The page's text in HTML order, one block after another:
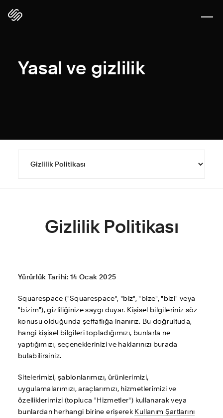
Yasal ve gizlilik
Gizlilik Politikası
Yürürlük Tarihi: 14 Ocak 2025
Squarespace ("Squarespace", "biz", "bize", "bizi" veya
"bizim"), gizliliğinize saygı duyar. Kişisel bilgileriniz söz
konusu olduğunda şeffaflığa inanırız. Bu doğrultuda,
hangi kişisel bilgileri topladığımızı, bunlarla ne
yaptığımızı, seçeneklerinizi ve haklarınızı burada
bulabilirsiniz.
Sitelerimizi, şablonlarımızı, ürünlerimizi,
uygulamalarımızı, araçlarımızı, hizmetlerimizi ve
özelliklerimizi (topluca "Hizmetler") kullanarak veya
bunlardan herhangi birine erişerek Kullanım Şartlarını